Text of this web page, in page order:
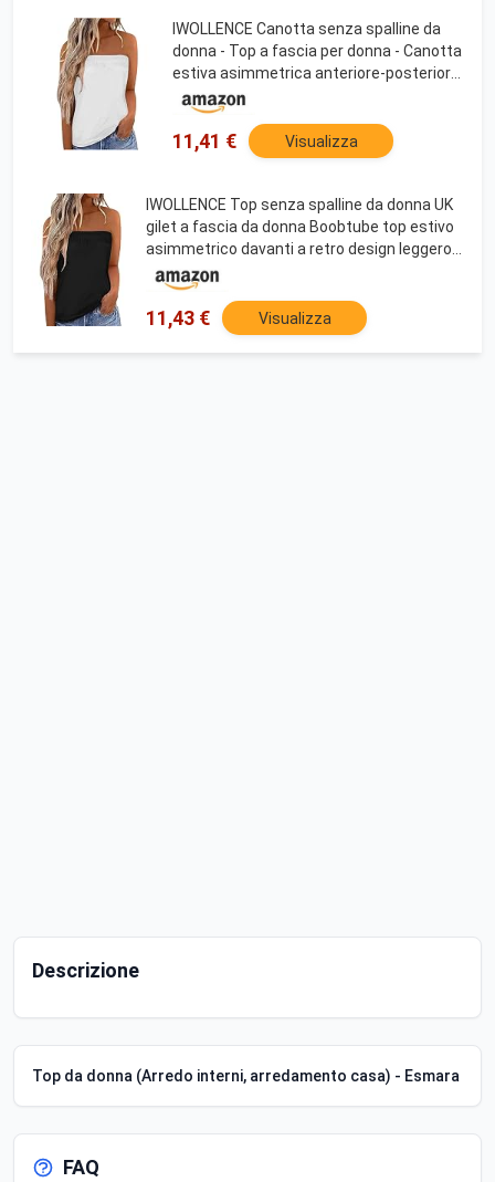
IWOLLENCE Canotta senza spalline da
donna - Top a fascia per donna - Canotta
estiva asimmetrica anteriore-posteriore
- Leggera e traspirante, bianco, L
11,41 € Visualizza
IWOLLENCE Top senza spalline da donna UK
gilet a fascia da donna Boobtube top estivo
asimmetrico davanti a retro design leggero e
traspirante, Nero , M
11,43 € Visualizza
Descrizione
Top da donna (Arredo interni, arredamento casa) - Esmara
FAQ